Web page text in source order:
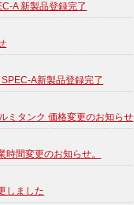
A 新製品登録完了
A新製品登録完了
ミタンク 価格変更のお知らせ
時間変更のお知らせ。
しました